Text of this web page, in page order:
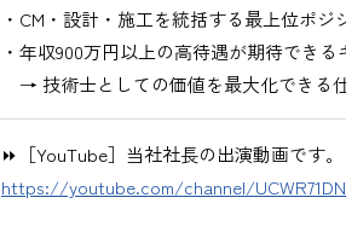
・CM・設計・施工を統括する最上位ポジ
・年収900万円以上の高待遇が期待でき
→ 技術士としての価値を最大化できる
⏩［YouTube］当社社長の出演動画です。
https://youtube.com/channel/